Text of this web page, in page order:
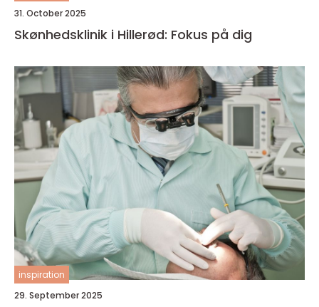
31. October 2025
Skønhedsklinik i Hillerød: Fokus på dig
inspiration
29. September 2025